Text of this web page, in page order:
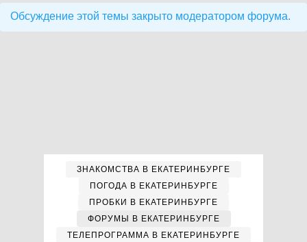
Обсуждение этой темы закрыто модератором форума.
ЗНАКОМСТВА В ЕКАТЕРИНБУРГЕ
ПОГОДА В ЕКАТЕРИНБУРГЕ
ПРОБКИ В ЕКАТЕРИНБУРГЕ
ФОРУМЫ В ЕКАТЕРИНБУРГЕ
ТЕЛЕПРОГРАММА В ЕКАТЕРИНБУРГЕ